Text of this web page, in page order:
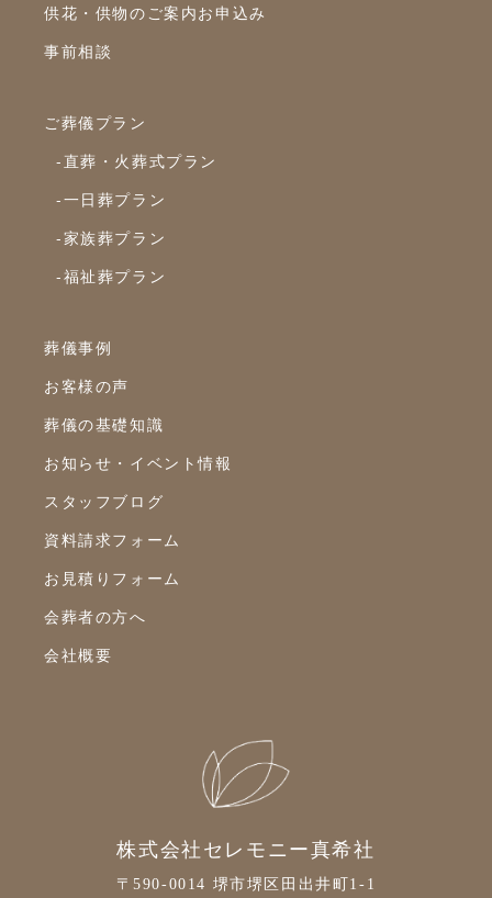
供花・供物のご案内お申込み
事前相談
ご葬儀プラン
-直葬・火葬式プラン
-一日葬プラン
-家族葬プラン
-福祉葬プラン
葬儀事例
お客様の声
葬儀の基礎知識
お知らせ・イベント情報
スタッフブログ
資料請求フォーム
お見積りフォーム
会葬者の方へ
会社概要
株式会社セレモニー真希社
〒590-0014 堺市堺区田出井町1-1